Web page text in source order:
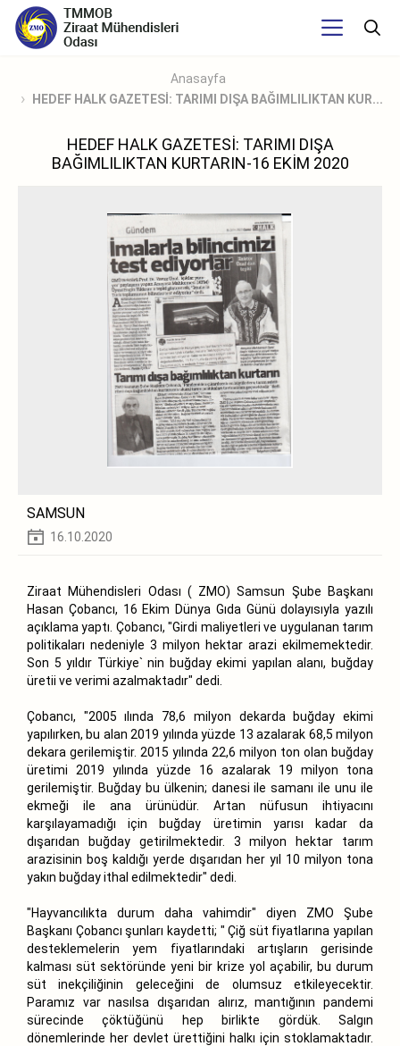
Anasayfa
HEDEF HALK GAZETESİ: TARIMI DIŞA BAĞIMLILIKTAN KUR...
HEDEF HALK GAZETESİ: TARIMI DIŞA
BAĞIMLILIKTAN KURTARIN-16 EKİM 2020
SAMSUN
16.10.2020
Ziraat Mühendisleri Odası ( ZMO) Samsun Şube Başkanı
Hasan Çobancı, 16 Ekim Dünya Gıda Günü dolayısıyla yazılı
açıklama yaptı. Çobancı, "Girdi maliyetleri ve uygulanan tarım
politikaları nedeniyle 3 milyon hektar arazi ekilmemektedir.
Son 5 yıldır Türkiye` nin buğday ekimi yapılan alanı, buğday
üretii ve verimi azalmaktadır" dedi.
Çobancı, "2005 ılında 78,6 milyon dekarda buğday ekimi
yapılırken, bu alan 2019 yılında yüzde 13 azalarak 68,5 milyon
dekara gerilemiştir. 2015 yılında 22,6 milyon ton olan buğday
üretimi 2019 yılında yüzde 16 azalarak 19 milyon tona
gerilemiştir. Buğday bu ülkenin; danesi ile samanı ile unu ile
ekmeği ile ana ürünüdür. Artan nüfusun ihtiyacını
karşılayamadığı için buğday üretimin yarısı kadar da
dışarıdan buğday getirilmektedir. 3 milyon hektar tarım
arazisinin boş kaldığı yerde dışarıdan her yıl 10 milyon tona
yakın buğday ithal edilmektedir" dedi.
"Hayvancılıkta durum daha vahimdir" diyen ZMO Şube
Başkanı Çobancı şunları kaydetti; " Çiğ süt fiyatlarına yapılan
desteklemelerin yem fiyatlarındaki artışların gerisinde
kalması süt sektöründe yeni bir krize yol açabilir, bu durum
süt inekçiliğinin geleceğini de olumsuz etkileyecektir.
Paramız var nasılsa dışarıdan alırız, mantığının pandemi
sürecinde çöktüğünü hep birlikte gördük. Salgın
dönemlerinde her devlet ürettiğini halkı için stoklamaktadır.